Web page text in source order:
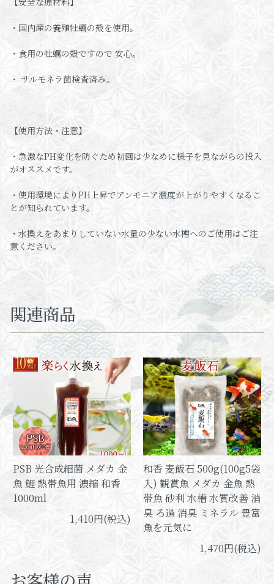
・国内産の養殖牡蠣の殻を使用。
・食用の牡蠣の殻ですので 安心。
・ サルモネラ菌検査済み。
【使用方法・注意】
・急激なPH変化を防ぐため初回は少なめに様子を見ながらの投入
がオススメです。
・使用環境によりPH上昇でアンモニア濃度が上がりやすくなるこ
とが知られています。
・水換えをあまりしていない水量の少ない水槽へのご使用はご注
意ください。
関連商品
PSB 光合成細菌 メダカ 金
魚 鯉 熱帯魚用 濃縮 和香
1000ml
1,410円(税込)
和香 麦飯石 500g(100g5袋
入) 観賞魚 メダカ 金魚 熱
帯魚 砂利 水槽 水質改善 消
臭 ろ過 消臭 ミネラル 豊富
魚を元気に
1,470円(税込)